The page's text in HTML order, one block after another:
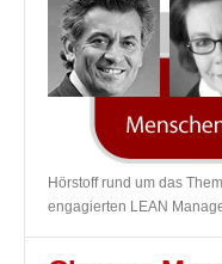
Hörstoff rund um das
engagierten LEAN